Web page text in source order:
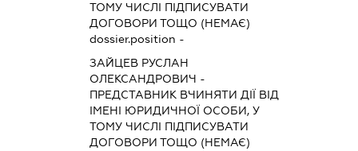
ТОМУ ЧИСЛІ ПІДПИСУВАТИ
ДОГОВОРИ ТОЩО (НЕМАЄ)
dossier.position -
ЗАЙЦЕВ РУСЛАН
ОЛЕКСАНДРОВИЧ -
ПРЕДСТАВНИК ВЧИНЯТИ ДІЇ ВІД
ІМЕНІ ЮРИДИЧНОЇ ОСОБИ, У
ТОМУ ЧИСЛІ ПІДПИСУВАТИ
ДОГОВОРИ ТОЩО (НЕМАЄ)